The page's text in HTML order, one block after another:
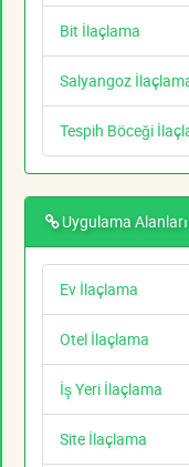
Bit İlaçlama
Salyangoz
Tespih Böceği
Uygulama Alanları
Ev İlaçlama
Otel İlaçlama
İş Yeri İlaçlama
Site İlaçlama